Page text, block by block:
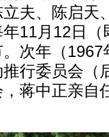
夫、陈启天
11月12日
次年（
行委员会（
蒋中正亲自